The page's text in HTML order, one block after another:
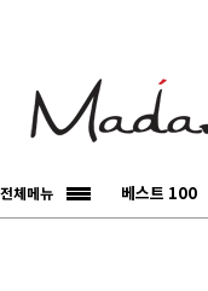
전체메뉴 베스트 100